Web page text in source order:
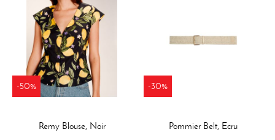
-50%
Remy Blouse, Noir
-30%
Pommier Belt, Ecru